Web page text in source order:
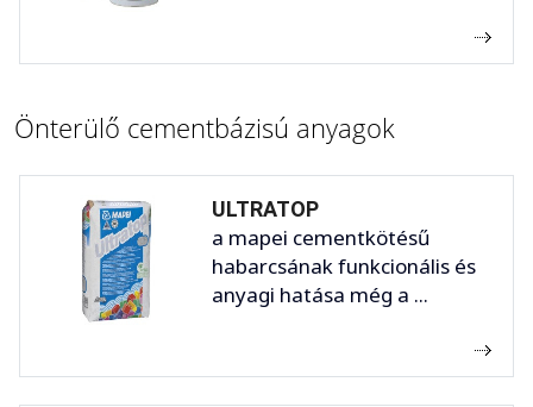
Önterülő cementbázisú anyagok
ULTRATOP
a mapei cementkötésű
habarcsának funkcionális és
anyagi hatása még a ...